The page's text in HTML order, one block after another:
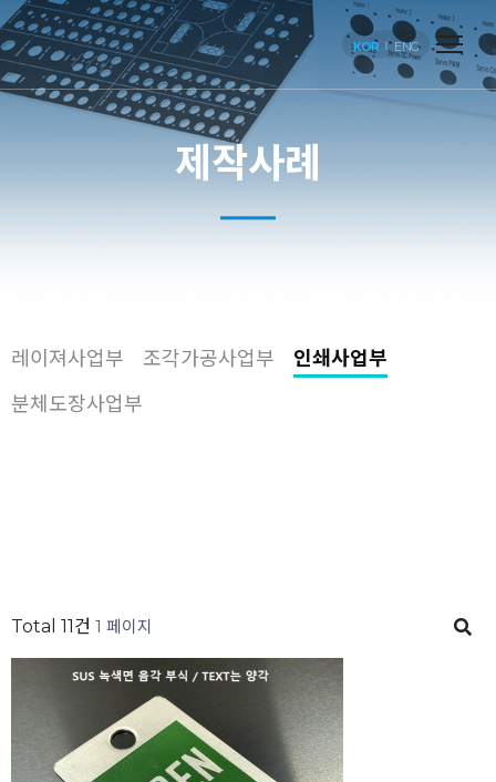
KOR ENG
제작사례
레이져사업부 조각가공사업부
인쇄사업부
분체도장사업부
Total 11건 1 페이지